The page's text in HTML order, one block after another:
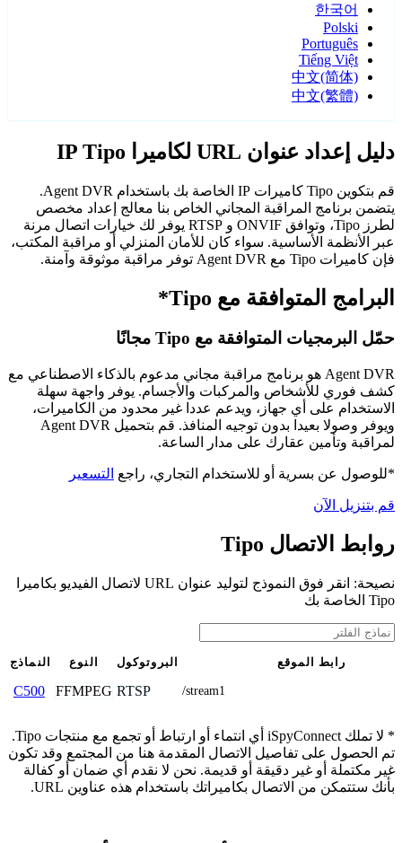
한국어
Polski
Português
Tiếng Việt
中文(简体)
中文(繁體)
دليل إعداد عنوان URL لكاميرا IP Tipo
قم بتكوين Tipo كاميرات IP الخاصة بك باستخدام Agent DVR.
يتضمن برنامج المراقبة المجاني الخاص بنا معالج إعداد مخصص
لطرز Tipo، وتوافق ONVIF و RTSP يوفر لك خيارات اتصال مرنة
عبر الأنظمة الأساسية. سواء كان للأمان المنزلي أو مراقبة المكتب،
فإن كاميرات Tipo مع Agent DVR توفر مراقبة موثوقة وآمنة.
البرامج المتوافقة مع Tipo*
حمّل البرمجيات المتوافقة مع Tipo مجانًا
Agent DVR هو برنامج مراقبة مجاني مدعوم بالذكاء الاصطناعي مع
كشف فوري للأشخاص والمركبات والأجسام. يوفر واجهة سهلة
الاستخدام على أي جهاز، ويدعم عددا غير محدود من الكاميرات،
ويوفر وصولا بعيدا بدون توجيه المنافذ. قم بتحميل Agent DVR
لمراقبة وتأمين عقارك على مدار الساعة.
*للوصول عن بسرية أو للاستخدام التجاري، راجع التسعير
قم بتنزيل الآن
روابط الاتصال Tipo
نصيحة: انقر فوق النموذج لتوليد عنوان URL لاتصال الفيديو بكاميرا
Tipo الخاصة بك
النماذج النوع البروتوكول رابط الموقع
C500 FFMPEG RTSP /stream1
* لا تملك iSpyConnect أي انتماء أو ارتباط أو تجمع مع منتجات Tipo.
تم الحصول على تفاصيل الاتصال المقدمة هنا من المجتمع وقد تكون
غير مكتملة أو غير دقيقة أو قديمة. نحن لا نقدم أي ضمان أو كفالة
بأنك ستتمكن من الاتصال بكاميراتك باستخدام هذه عناوين URL.